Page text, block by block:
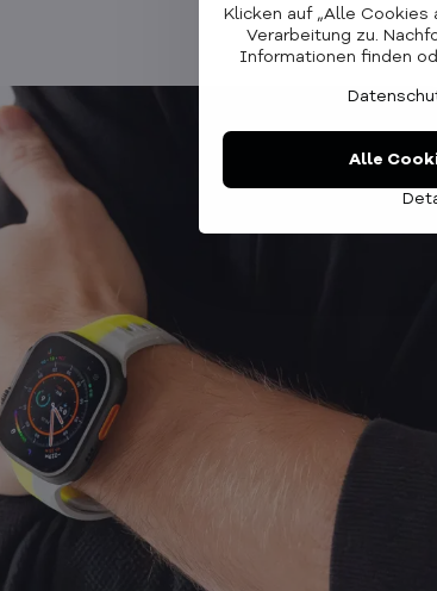
Klicken auf „Alle
Verarbeitung zu.
Informationen finden
Alle